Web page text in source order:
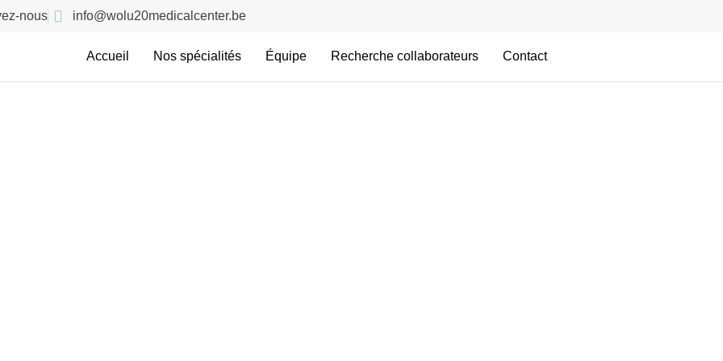
nous info@wolu20medicalcenter.be
Accueil Nos spécialités Équipe Recherche collaborateurs Contact